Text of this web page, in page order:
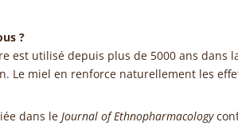
?
est utilisé depuis plus de 5000 ans
Le miel en renforce naturellement les
dans leJournal of Ethnopharmacology